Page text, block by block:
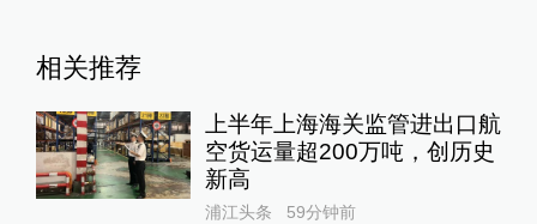
相关推荐
上半年上海海关监管进出口航
空货运量超200万吨，创历史
新高
浦江头条 59分钟前